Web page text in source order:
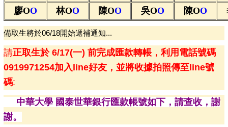
廖OO 林OO 陳OO 吳OO 陳OO
備取生將於06/18開始遞補通知...
請正取生於 6/17(一) 前完成匯款轉帳，利用電話號碼
0919971254加入line好友， 並將收據拍照傳至line號
碼:
中華大學 國泰世華銀行匯款帳號如下，請查收，謝
謝。